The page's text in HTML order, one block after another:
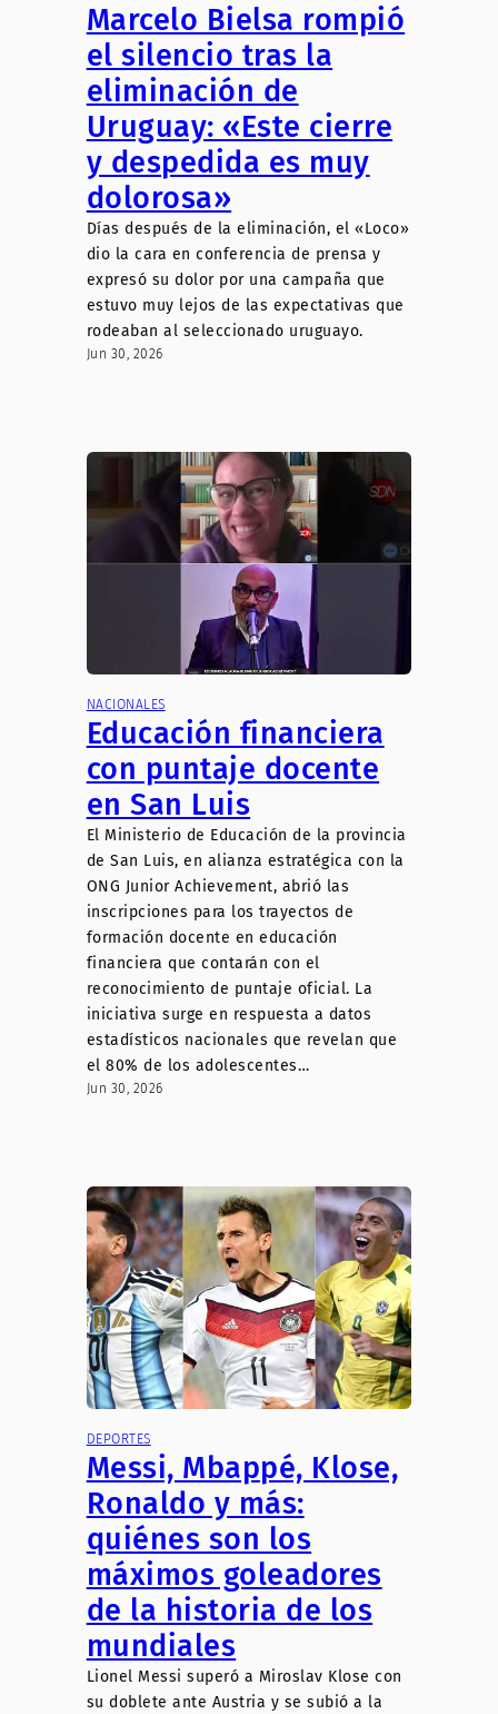
Marcelo Bielsa rompió
el silencio tras la
eliminación de
Uruguay: «Este cierre
y despedida es muy
dolorosa»
Días después de la eliminación, el «Loco»
dio la cara en conferencia de prensa y
expresó su dolor por una campaña que
estuvo muy lejos de las expectativas que
rodeaban al seleccionado uruguayo.
Jun 30, 2026
NACIONALES
Educación financiera
con puntaje docente
en San Luis
El Ministerio de Educación de la provincia
de San Luis, en alianza estratégica con la
ONG Junior Achievement, abrió las
inscripciones para los trayectos de
formación docente en educación
financiera que contarán con el
reconocimiento de puntaje oficial. La
iniciativa surge en respuesta a datos
estadísticos nacionales que revelan que
el 80% de los adolescentes…
Jun 30, 2026
DEPORTES
Messi, Mbappé, Klose,
Ronaldo y más:
quiénes son los
máximos goleadores
de la historia de los
mundiales
Lionel Messi superó a Miroslav Klose con
su doblete ante Austria y se subió a la